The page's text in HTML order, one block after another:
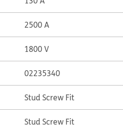
2500 A
1800 V
02235340
Stud Screw Fit
Stud Screw Fit